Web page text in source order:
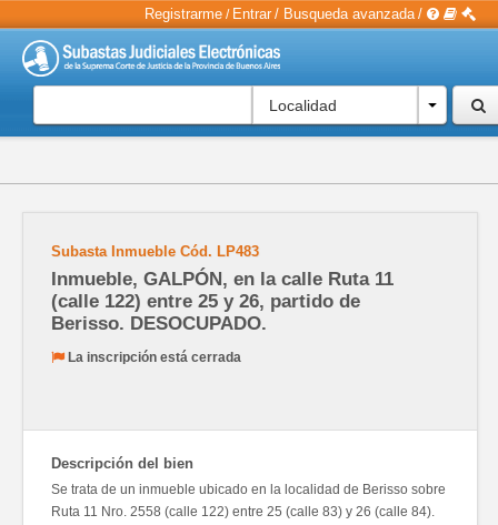
Registrarme / Entrar / Busqueda avanzada /
Localidad
Subasta Inmueble Cód. LP483
Inmueble, GALPÓN, en la calle Ruta 11
(calle 122) entre 25 y 26, partido de
Berisso. DESOCUPADO.
La inscripción está cerrada
Descripción del bien
Se trata de un inmueble ubicado en la localidad de Berisso sobre
Ruta 11 Nro. 2558 (calle 122) entre 25 (calle 83) y 26 (calle 84).